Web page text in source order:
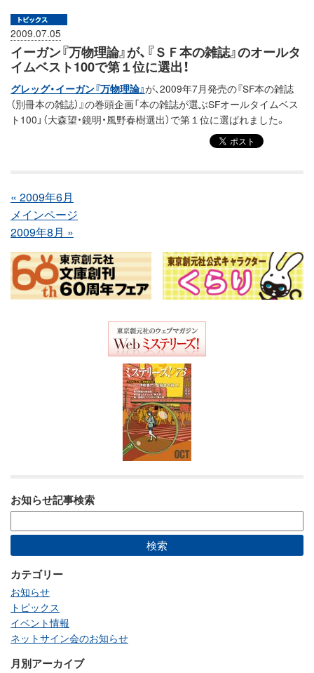
2009.07.05
イーガン『万物理論』が、『ＳＦ本の雑誌』のオールタ
イムベスト100で第１位に選出！
グレッグ・イーガン『万物理論』が、2009年7月発売の『SF本の雑誌
（別冊本の雑誌）』の巻頭企画「本の雑誌が選ぶSFオールタイムベス
ト100」（大森望・鏡明・風野春樹選出）で第１位に選ばれました。
« 2009年6月
メインページ
2009年8月 »
お知らせ記事検索
カテゴリー
お知らせ
トピックス
イベント情報
ネットサイン会のお知らせ
月別アーカイブ